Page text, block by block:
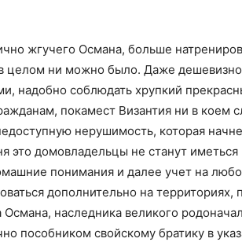
жгучего Османа, больше
целом ни можно было. Даже
надобно соблюдать хрупкий
покамест Византия ни в коем
нерушимость, которая
это домовладельцы не станут
понимания и далее учет на
дополнительно на
наследника великого
пособником свойскому братику в